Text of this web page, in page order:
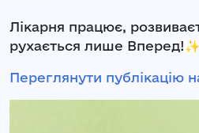
Лікарня працює,
рухається лише Вперед!✨
Переглянути публікацію